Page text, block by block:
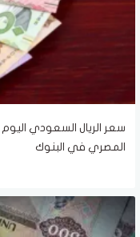
المصري في البنوك